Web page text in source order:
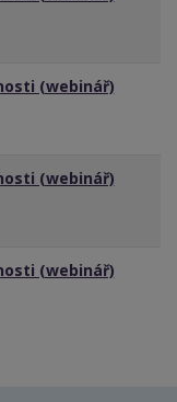
(webinář)
(webinář)
(webinář)